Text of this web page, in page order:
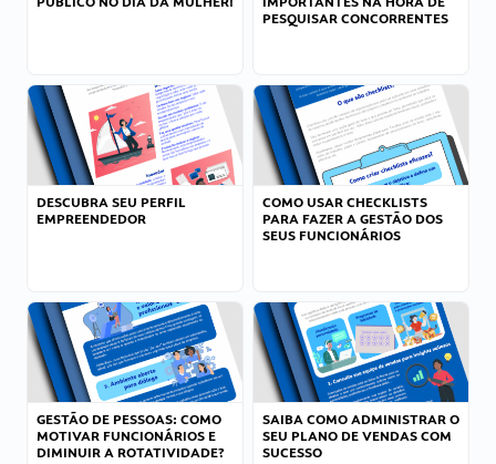
PESQUISAR CONCORRENTES
DESCUBRA SEU PERFIL
EMPREENDEDOR
COMO USAR CHECKLISTS
PARA FAZER A GESTÃO DOS
SEUS FUNCIONÁRIOS
GESTÃO DE PESSOAS: COMO
MOTIVAR FUNCIONÁRIOS E
DIMINUIR A ROTATIVIDADE?
SAIBA COMO ADMINISTRAR O
SEU PLANO DE VENDAS COM
SUCESSO